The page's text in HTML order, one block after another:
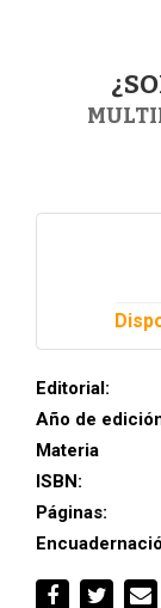
Editorial:
Año de
Materia
ISBN:
Páginas: